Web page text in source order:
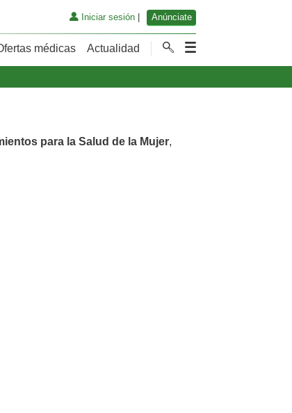
Iniciar sesión| Anúnciate
médicas Actualidad
para la Salud de la Mujer,